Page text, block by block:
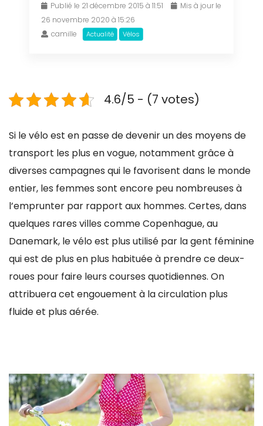
Publié le 21 décembre 2015 à 11:51
Mis à jour le
26 novembre 2020 à 15:26
camille
Actualité Vélos
4.6/5 - (7 votes)
Si le vélo est en passe de devenir un des moyens de
transport les plus en vogue, notamment grâce à
diverses campagnes qui le favorisent dans le monde
entier, les femmes sont encore peu nombreuses à
l’emprunter par rapport aux hommes. Certes, dans
quelques rares villes comme Copenhague, au
Danemark, le vélo est plus utilisé par la gent féminine
qui est de plus en plus habituée à prendre ce deux-
roues pour faire leurs courses quotidiennes. On
attribuera cet engouement à la circulation plus
fluide et plus aérée.